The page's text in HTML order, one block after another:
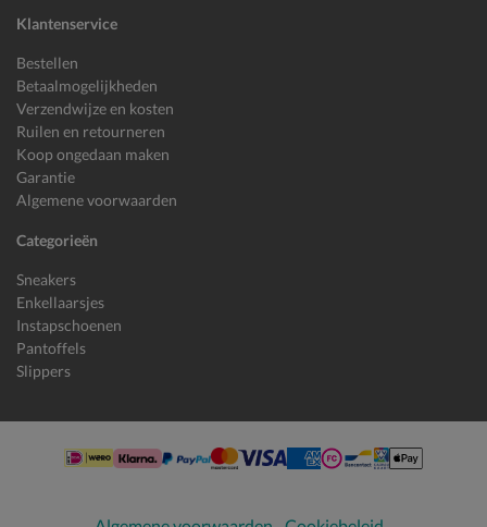
Klantenservice
Bestellen
Betaalmogelijkheden
Verzendwijze en kosten
Ruilen en retourneren
Koop ongedaan maken
Garantie
Algemene voorwaarden
Categorieën
Sneakers
Enkellaarsjes
Instapschoenen
Pantoffels
Slippers